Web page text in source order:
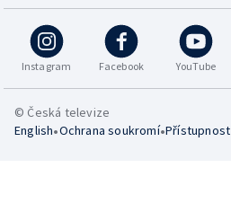
Instagram Facebook YouTube
© Česká televize
English•Ochrana soukromí•Přístupnost